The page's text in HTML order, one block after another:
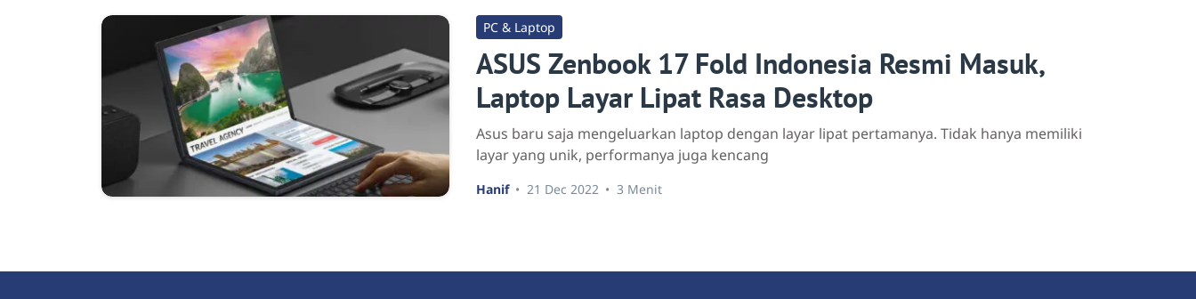
PC & Laptop
ASUS Zenbook 17 Fold Indonesia Resmi Masuk,
Laptop Layar Lipat Rasa Desktop
Asus baru saja mengeluarkan laptop dengan layar lipat pertamanya. Tidak hanya memiliki
layar yang unik, performanya juga kencang
Hanif 21 Dec 2022 3 Menit